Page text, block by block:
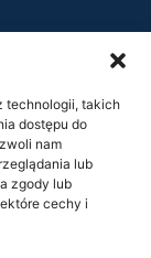
technologii, takich
dostępu do
nam
lub
zgody lub
cechy i